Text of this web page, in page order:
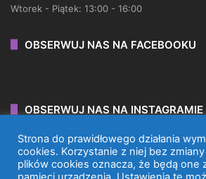
Wtorek - Piątek: 13:00 - 16:00
OBSERWUJ NAS NA FACEBOOKU
OBSERWUJ NAS NA INSTAGRAMIE
Strona do prawidłowego działania
cookies. Korzystanie z niej bez
plików cookies oznacza, że będą one